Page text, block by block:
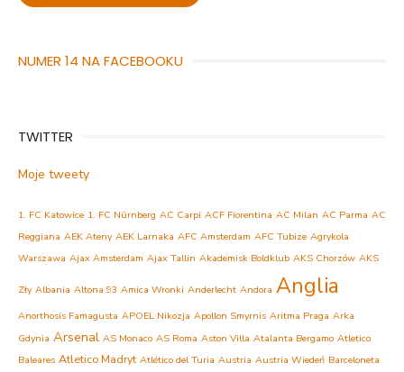
NUMER 14 NA FACEBOOKU
TWITTER
Moje tweety
1. FC Katowice 1. FC Nürnberg AC Carpi ACF Fiorentina AC Milan AC Parma AC
Reggiana AEK Ateny AEK Larnaka AFC Amsterdam AFC Tubize Agrykola
Warszawa Ajax Amsterdam Ajax Tallin Akademisk Boldklub AKS Chorzów AKS
Zły Albania Altona 93 Amica Wronki Anderlecht Andora Anglia
Anorthosis Famagusta APOEL Nikozja Apollon Smyrnis Aritma Praga Arka
Gdynia Arsenal AS Monaco AS Roma Aston Villa Atalanta Bergamo Atletico
Baleares Atletico Madryt Atlético del Turia Austria Austria Wiedeń Barceloneta